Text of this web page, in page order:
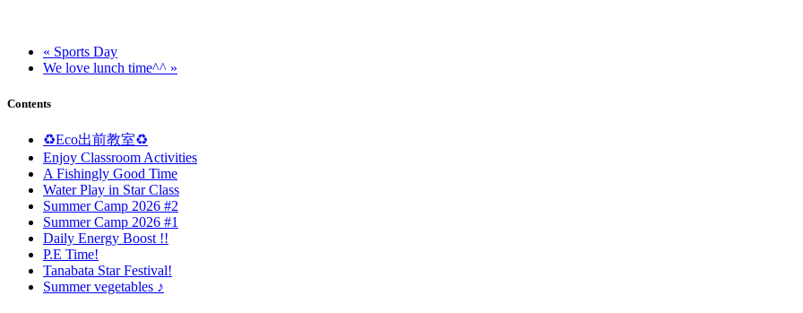
« Sports Day
We love lunch time^^ »
Contents
♻️Eco出前教室♻️
Enjoy Classroom Activities
A Fishingly Good Time
Water Play in Star Class
Summer Camp 2026 #2
Summer Camp 2026 #1
Daily Energy Boost !!
P.E Time!
Tanabata Star Festival!
Summer vegetables ♪